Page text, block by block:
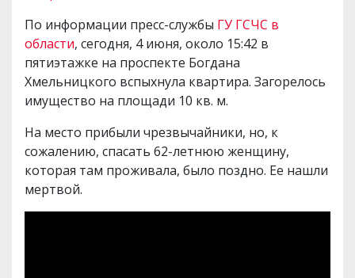
По информации пресс-службы ГУ ГСЧС в
области, сегодня, 4 июня, около 15:42 в
пятиэтажке на проспекте Богдана
Хмельницкого вспыхнула квартира. Загорелось
имущество на площади 10 кв. м.
На место прибыли чрезвычайники, но, к
сожалению, спасать 62-летнюю женщину,
которая там проживала, было поздно. Ее нашли
мертвой.